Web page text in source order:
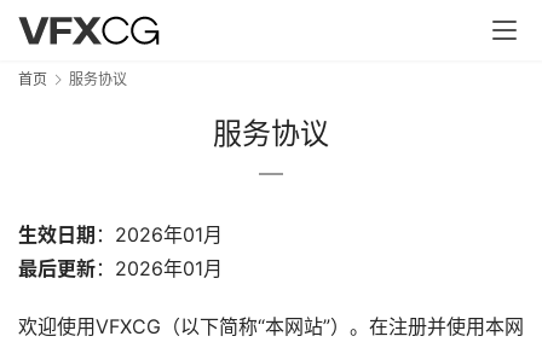
首页 服务协议
服务协议
生效日期 ：2026年01月
最后更新：2026年01月
欢迎使用VFXCG（以下简称“本网站”）。在注册并使用本网